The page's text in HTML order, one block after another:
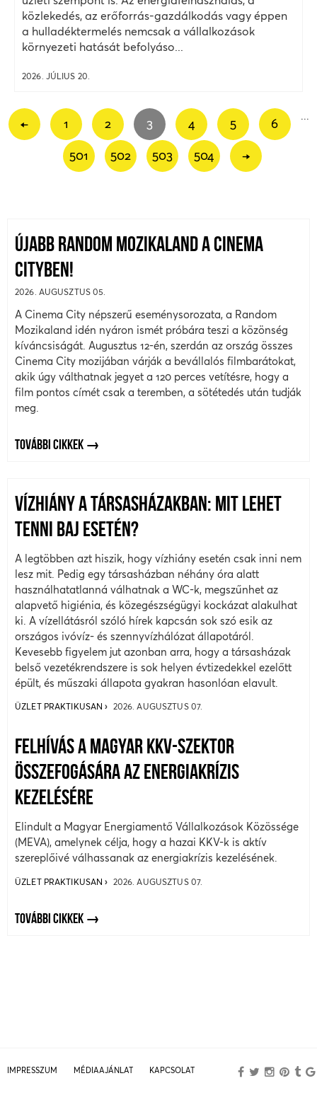
közlekedés, az erőforrás-gazdálkodás vagy éppen
a hulladéktermelés nemcsak a vállalkozások
környezeti hatását befolyáso...
2026. JÚLIUS 20.
← 1 2 3 4 5 6
501 502 503 504 →
ÚJABB RANDOM MOZIKALAND A CINEMA
CITYBEN!
2026. AUGUSZTUS 05.
A Cinema City népszerű eseménysorozata, a Random
Mozikaland idén nyáron ismét próbára teszi a közönség
kíváncsiságát. Augusztus 12-én, szerdán az ország összes
Cinema City mozijában várják a bevállalós filmbarátokat,
akik úgy válthatnak jegyet a 120 perces vetítésre, hogy a
film pontos címét csak a teremben, a sötétedés után tudják
meg.
TOVÁBBI CIKKEK
VÍZHIÁNY A TÁRSASHÁZAKBAN: MIT LEHET
TENNI BAJ ESETÉN?
A legtöbben azt hiszik, hogy vízhiány esetén csak inni nem
lesz mit. Pedig egy társasházban néhány óra alatt
használhatatlanná válhatnak a WC-k, megszűnhet az
alapvető higiénia, és közegészségügyi kockázat alakulhat
ki. A vízellátásról szóló hírek kapcsán sok szó esik az
országos ivóvíz- és szennyvízhálózat állapotáról.
Kevesebb figyelem jut azonban arra, hogy a társasházak
belső vezetékrendszere is sok helyen évtizedekkel ezelőtt
épült, és műszaki állapota gyakran hasonlóan elavult.
ÜZLET PRAKTIKUSAN 2026. AUGUSZTUS 07.
FELHÍVÁS A MAGYAR KKV-SZEKTOR
ÖSSZEFOGÁSÁRA AZ ENERGIAKRÍZIS
KEZELÉSÉRE
Elindult a Magyar Energiamentő Vállalkozások Közössége
(MEVA), amelynek célja, hogy a hazai KKV-k is aktív
szereplőivé válhassanak az energiakrízis kezelésének.
ÜZLET PRAKTIKUSAN 2026. AUGUSZTUS 07.
TOVÁBBI CIKKEK
IMPRESSZUM MÉDIAAJÁNLAT KAPCSOLAT